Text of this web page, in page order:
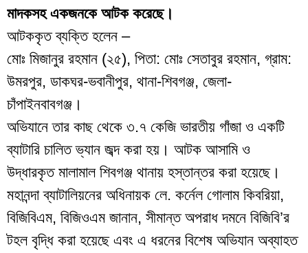
মাদকসহ একজনকে আটক করেছে।
আটককৃত ব্যক্তি হলেন –
মোঃ মিজানুর রহমান (২৫), পিতা: মোঃ সেতাবুর রহমান, গ্রাম:
উমরপুর, ডাকঘর-ভবানীপুর, থানা-শিবগঞ্জ, জেলা-
চাঁপাইনবাবগঞ্জ।
অভিযানে তার কাছ থেকে ৩.৭ কেজি ভারতীয় গাঁজা ও একটি
ব্যাটারি চালিত ভ্যান জব্দ করা হয়। আটক আসামি ও
উদ্ধারকৃত মালামাল শিবগঞ্জ থানায় হস্তান্তর করা হয়েছে।
মহানন্দা ব্যাটালিয়নের অধিনায়ক লে. কর্নেল গোলাম কিবরিয়া,
বিজিবিএম, বিজিওএম জানান, সীমান্ত অপরাধ দমনে বিজিবি’র
টহল বৃদ্ধি করা হয়েছে এবং এ ধরনের বিশেষ অভিযান অব্যাহত